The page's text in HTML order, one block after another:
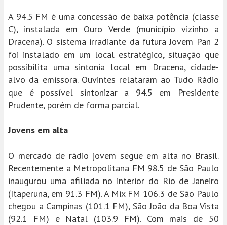
A 94.5 FM é uma concessão de baixa potência (classe
C), instalada em Ouro Verde (município vizinho a
Dracena). O sistema irradiante da futura Jovem Pan 2
foi instalado em um local estratégico, situação que
possibilita uma sintonia local em Dracena, cidade-
alvo da emissora. Ouvintes relataram ao Tudo Rádio
que é possível sintonizar a 94.5 em Presidente
Prudente, porém de forma parcial.
Jovens em alta
O mercado de rádio jovem segue em alta no Brasil.
Recentemente a Metropolitana FM 98.5 de São Paulo
inaugurou uma afiliada no interior do Rio de Janeiro
(Itaperuna, em 91.3 FM). A Mix FM 106.3 de São Paulo
chegou a Campinas (101.1 FM), São João da Boa Vista
(92.1 FM) e Natal (103.9 FM). Com mais de 50